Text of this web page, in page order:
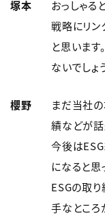
塚本
おっしゃる
戦略にリン
と思いま
ないでしょ
櫻野
まだ当社
績などが話
今後は
になると思
ESGの取
手なところ